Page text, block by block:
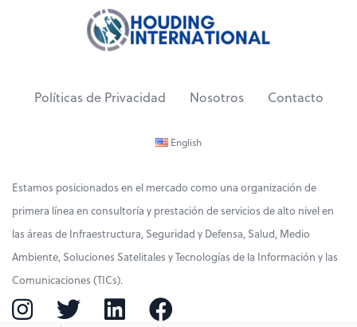
Políticas de Privacidad Nosotros Contacto
English
Estamos posicionados en el mercado como una organización de
primera línea en consultoría y prestación de servicios de alto nivel en
las áreas de Infraestructura, Seguridad y Defensa, Salud, Medio
Ambiente, Soluciones Satelitales y Tecnologías de la Información y las
Comunicaciones (TICs).